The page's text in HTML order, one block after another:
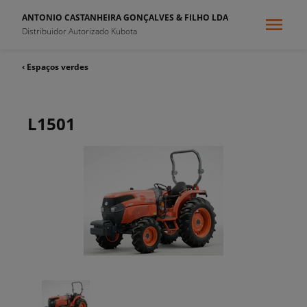
ANTONIO CASTANHEIRA GONÇALVES & FILHO LDA
Distribuidor Autorizado Kubota
‹ Espaços verdes
L1501